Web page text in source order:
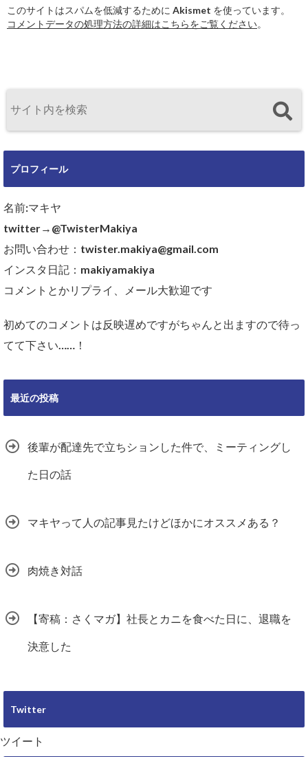
このサイトはスパムを低減するために Akismet を使っています。
コメントデータの処理方法の詳細はこちらをご覧ください。
プロフィール
名前:マキヤ
twitter→@TwisterMakiya
お問い合わせ：twister.makiya@gmail.com
インスタ日記：makiyamakiya
コメントとかリプライ、メール大歓迎です
初めてのコメントは反映遅めですがちゃんと出ますので待っ
てて下さい……！
最近の投稿
後輩が配達先で立ちションした件で、ミーティングし
た日の話
マキヤって人の記事見たけどほかにオススメある？
肉焼き対話
【寄稿：さくマガ】社長とカニを食べた日に、退職を
決意した
Twitter
ツイート